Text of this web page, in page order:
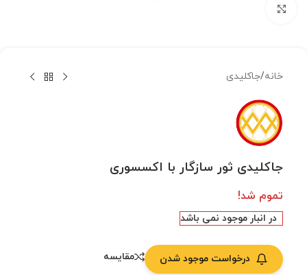
خانه/جاکلیدی
جاکلیدی ثور سازگار با اکسسوری
تموم شد!
در انبار موجود نمی باشد
درخواست موجود شدن مقایسه